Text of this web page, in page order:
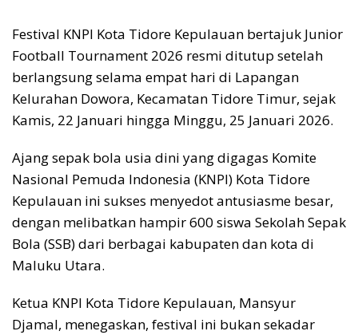
Festival KNPI Kota Tidore Kepulauan bertajuk Junior
Football Tournament 2026 resmi ditutup setelah
berlangsung selama empat hari di Lapangan
Kelurahan Dowora, Kecamatan Tidore Timur, sejak
Kamis, 22 Januari hingga Minggu, 25 Januari 2026.
Ajang sepak bola usia dini yang digagas Komite
Nasional Pemuda Indonesia (KNPI) Kota Tidore
Kepulauan ini sukses menyedot antusiasme besar,
dengan melibatkan hampir 600 siswa Sekolah Sepak
Bola (SSB) dari berbagai kabupaten dan kota di
Maluku Utara.
Ketua KNPI Kota Tidore Kepulauan, Mansyur
Djamal, menegaskan, festival ini bukan sekadar